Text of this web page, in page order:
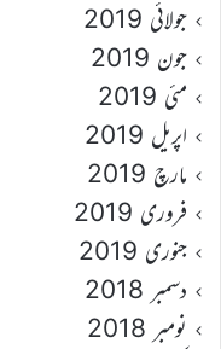
جولائی 2019
جون 2019
مئی 2019
اپریل 2019
مارچ 2019
فروری 2019
جنوری 2019
دسمبر 2018
نومبر 2018